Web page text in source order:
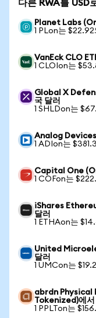
다른 RWA를 USD
Planet Labs
1 PLon는 $22.92
VanEck CLO
1 CLOIon는
Global X
국 달러
1 SHLDon는
Analog
1 ADIon는
Capital One
1 COFon는
iShares
달러
1 ETHAon는
United
달러
1 UMCon는
abrdn Physical
Tokenized)에서
1 PPLTon는